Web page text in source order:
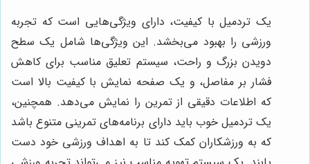
یک تردمیل با کیفیت، دارای ویژگی‌هایی است که تجربه
ورزشی را بهبود می‌بخشد. این ویژگی‌ها شامل یک سطح
دویدن بزرگ و راحت، سیستم تعلیق مناسب برای کاهش
فشار بر مفاصل، و یک صفحه نمایش با کیفیت بالا است
که اطلاعات دقیقی از تمرین را نمایش می‌دهد. همچنین،
یک تردمیل خوب باید دارای برنامه‌های تمرینی متنوع باشد
که به ورزشکاران کمک کند تا به اهداف ورزشی خود دست